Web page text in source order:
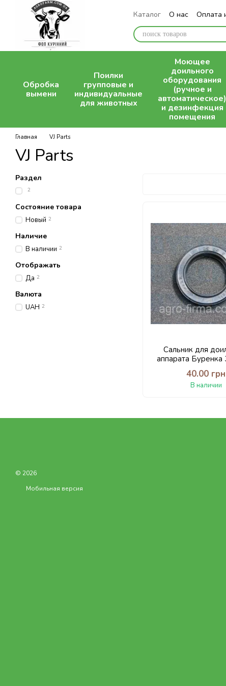
Перейти к основному контенту
Каталог О нас Оплата
Блог
Обробка
вымени
Поилки
групповые и
индивидуальные
для животных
Моющее
доильного
оборудования
(ручное и
автоматическое)
и дезинфекция
помещения
Главная VJ Parts
VJ Parts
Сальник для
аппарата Буренка
40.00 грн
В наличии
Раздел
2
Состояние товара
Новый 2
Наличие
В наличии 2
Отображать
Да 2
Валюта
UAH 2
© 2026
Мобильная версия